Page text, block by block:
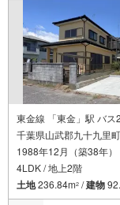
東金線 「東金」駅 バ
千葉県山武郡九十九里
1988年12月（築38年）
4LDK / 地上2階
土地236.84m2 /建物